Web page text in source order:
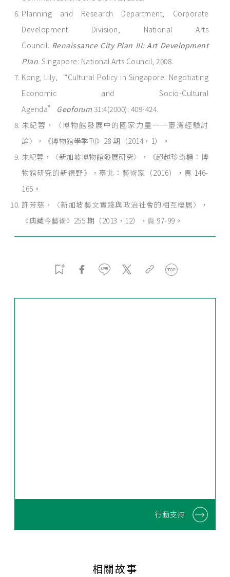
Planning and Research Department, Corporate
Development Division, National Arts
Council. Renaissance City Plan III: Art Development
Plan. Singapore: National Arts Council, 2008.
Kong, Lily, “Cultural Policy in Singapore: Negotiating
Economic and Socio-Cultural
Agenda” Geoforum 31:4(2000): 409-424.
朱紀蓉，〈博物館發展中的國家力量──臺灣經驗討
論〉，《博物館學季刊》28 期（2014，1）。
朱紀蓉，〈新加坡博物館發展研究〉，《超越珍奇櫃：博
物館研究的新視野》，臺北：藝術家（2016），頁 146-
165。
許芳慈，〈新加坡藝文實踐與政治社會的相互棲居〉，
《典藏今藝術》255 期（2013，12），頁 97-99。
行動支持
相關故事